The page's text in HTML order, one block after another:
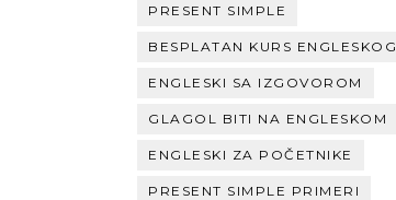
PRESENT SIMPLE
BESPLATAN KURS ENGLESKOG
ENGLESKI SA IZGOVOROM
GLAGOL BITI NA ENGLESKOM
ENGLESKI ZA POČETNIKE
PRESENT SIMPLE PRIMERI